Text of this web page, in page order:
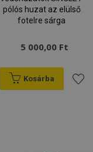
pólós huzat az elülső
fotelre sárga
5 000,00 Ft
Kosárba